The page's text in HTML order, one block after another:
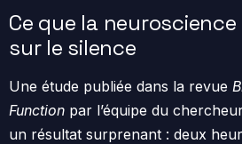
Ce que la
sur le silence
Une étude publiée dans la revue
Function par l’équipe du
un résultat surprenant : deux